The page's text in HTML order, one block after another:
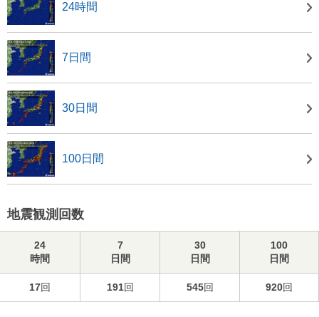
24時間
7日間
30日間
100日間
地震観測回数
24
時間
7
日間
30
日間
100
日間
17回 191回 545回 920回